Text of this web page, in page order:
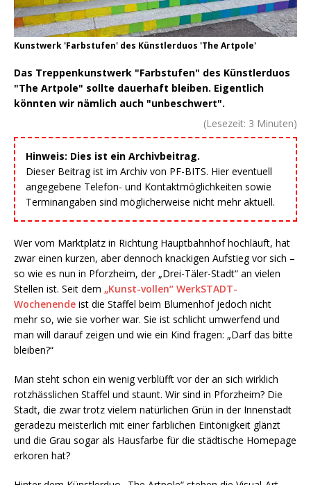
Kunstwerk 'Farbstufen' des Künstlerduos 'The Artpole'
Das Treppenkunstwerk "Farbstufen" des Künstlerduos
"The Artpole" sollte dauerhaft bleiben. Eigentlich
könnten wir nämlich auch "unbeschwert".
(Lesezeit: 3 Minuten)
Hinweis: Dies ist ein Archivbeitrag.
Dieser Beitrag ist im Archiv von PF-BITS. Hier eventuell
angegebene Telefon- und Kontaktmöglichkeiten sowie
Terminangaben sind möglicherweise nicht mehr aktuell.
Wer vom Marktplatz in Richtung Hauptbahnhof hochläuft, hat
zwar einen kurzen, aber dennoch knackigen Aufstieg vor sich –
so wie es nun in Pforzheim, der „Drei-Täler-Stadt“ an vielen
Stellen ist. Seit dem „Kunst-vollen“ WerkSTADT-
Wochenende ist die Staffel beim Blumenhof jedoch nicht
mehr so, wie sie vorher war. Sie ist schlicht umwerfend und
man will darauf zeigen und wie ein Kind fragen: „Darf das bitte
bleiben?“
Man steht schon ein wenig verblüfft vor der an sich wirklich
rotzhässlichen Staffel und staunt. Wir sind in Pforzheim? Die
Stadt, die zwar trotz vielem natürlichen Grün in der Innenstadt
geradezu meisterlich mit einer farblichen Eintönigkeit glänzt
und die Grau sogar als Hausfarbe für die städtische Homepage
erkoren hat?